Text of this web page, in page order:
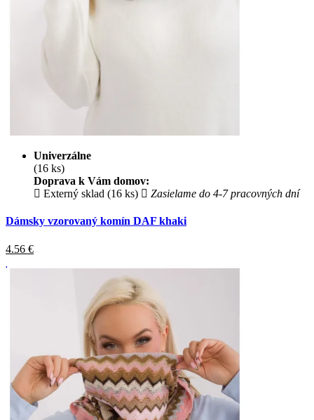
Univerzálne
(16 ks)
Doprava k Vám domov:
Externý sklad (16 ks)
Zasielame do 4-7 pracovných dní
Dámsky vzorovaný komín DAF khaki
4.56 €